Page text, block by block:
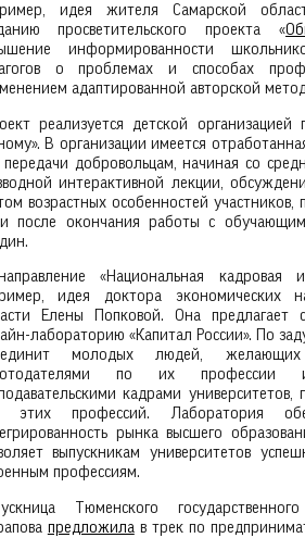
идея жителя Самарской
просветительского проекта «
информированности
о проблемах и способах
адаптированной авторской
реализуется детской
В организации имеется
передачи добровольцам, начиная со
интерактивной лекции,
возрастных особенностей участников,
после окончания работы с
«Национальная кадровая
идея доктора экономических
Елены Попковой. Она предлагает
лабораторию «Капитал России». По
молодых людей, желающих
по их профессии
кадрами университетов,
этих профессий. Лаборатория
рынка высшего
выпускникам университетов
профессиям.
Тюменского
предложилав трек по